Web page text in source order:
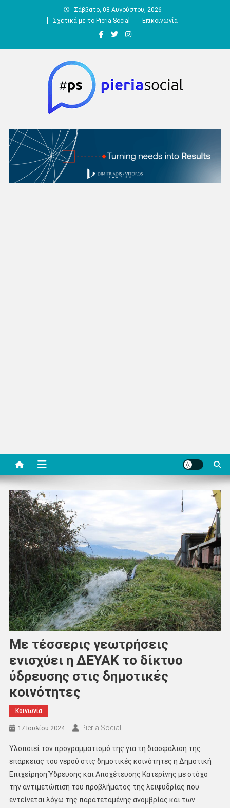
Σάββατο, 08 Αυγούστου, 2026
Σχετικά με το Pieria Social
Επικοινωνία
Pieria Social
Με τέσσερις γεωτρήσεις
ενισχύει η ΔΕΥΑΚ το δίκτυο
ύδρευσης στις δημοτικές
κοινότητες
Κοινωνία
17 Ιουλίου 2024 Pieria Social
Υλοποιεί τον προγραμματισμό της για τη διασφάλιση της
επάρκειας του νερού στις δημοτικές κοινότητες η Δημοτική
Επιχείρηση Ύδρευσης και Αποχέτευσης Κατερίνης με στόχο
την αντιμετώπιση του προβλήματος της λειψυδρίας που
εντείνεται λόγω της παρατεταμένης ανομβρίας και των